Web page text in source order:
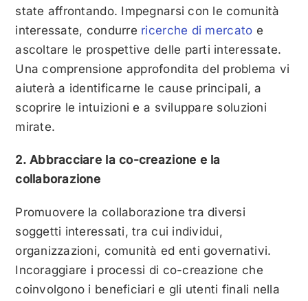
state affrontando. Impegnarsi con le comunità
interessate, condurre ricerche di mercato e
ascoltare le prospettive delle parti interessate.
Una comprensione approfondita del problema vi
aiuterà a identificarne le cause principali, a
scoprire le intuizioni e a sviluppare soluzioni
mirate.
2. Abbracciare la co-creazione e la
collaborazione
Promuovere la collaborazione tra diversi
soggetti interessati, tra cui individui,
organizzazioni, comunità ed enti governativi.
Incoraggiare i processi di co-creazione che
coinvolgono i beneficiari e gli utenti finali nella